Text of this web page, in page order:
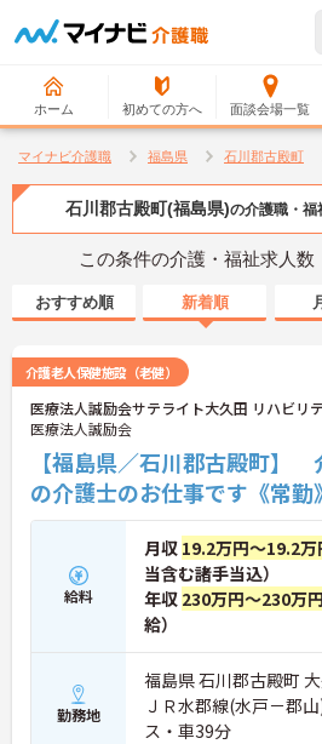
ホーム 初めての方へ 面談会場一覧
マイナビ介護職 福島県 石川郡古殿町
石川郡古殿町(福島県)の介護職・福
この条件の介護・福祉求人数
おすすめ順 新着順
介護老人保健施設（老健）
医療法人誠励会サテライト大久田 リハビリ
医療法人誠励会
【福島県／石川郡古殿町】
の介護士のお仕事です《常勤
給料
月収 19.2万円～19.2万
当含む諸手当込）
年収 230万円～230万円
給）
勤務地
福島県 石川郡古殿町
ＪＲ水郡線(水戸－郡
ス・車39分